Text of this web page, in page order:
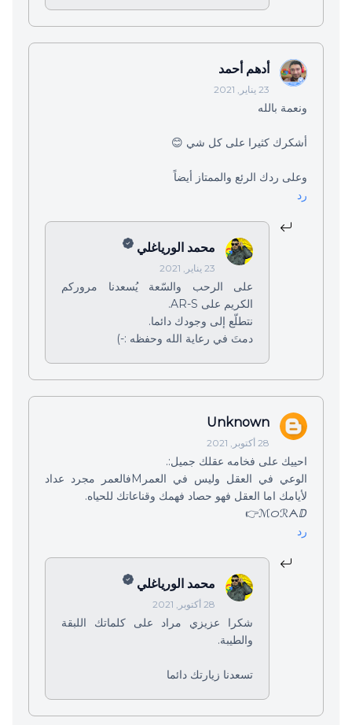
أدهم أحمد
23 يناير, 2021
ونعمة بالله
أشكرك كثيرا على كل شي 😊
وعلى ردك الرئع والممتاز أيضاً
رد
محمد الورياغلي
23 يناير, 2021
على الرحب والسّعة يُسعدنا مروركم
الكريم على AR-S.
نتطلّع إلى وجودك دائما.
دمتَ في رعاية الله وحفظه :-)
Unknown
28 أكتوبر, 2021
احييك على فخامه عقلك جميل:.
الوعي في العقل وليس في العمرMفالعمر مجرد عداد
لأيامك اما العقل فهو حصاد فهمك وقناعاتك للحياه.
ℳᝪℛᗅⅅ👉
رد
محمد الورياغلي
28 أكتوبر, 2021
شكرا عزيزي مراد على كلماتك اللبقة
والطيبة.
تسعدنا زيارتك دائما